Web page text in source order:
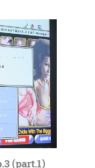
(part.1)